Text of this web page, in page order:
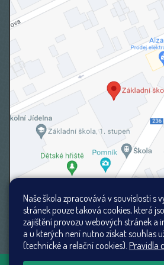
Naše škola zpracovává v souvislosti s
stránek pouze taková cookies, která
zajištění provozu webových stránek a
a u kterých není nutno získat souhlas
(technické a relační cookies). Pravidla